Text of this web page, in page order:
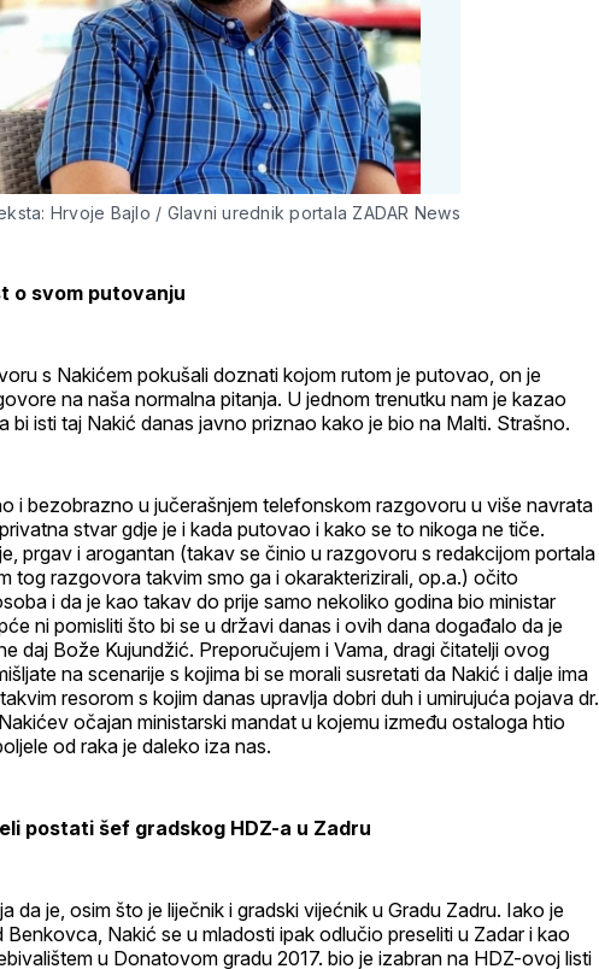
Hrvoje Bajlo / Glavni urednik portala ZADAR News
o svom putovanju
s Nakićem pokušali doznati kojom rutom je putovao, on je
na naša normalna pitanja. U jednom trenutku nam je kazao
bi isti taj Nakić danas javno priznao kako je bio na Malti. Strašno.
i bezobrazno u jučerašnjem telefonskom razgovoru u više navrata
stvar gdje je i kada putovao i kako se to nikoga ne tiče.
prgav i arogantan (takav se činio u razgovoru s redakcijom portala
tog razgovora takvim smo ga i okarakterizirali, op.a.) očito
i da je kao takav do prije samo nekoliko godina bio ministar
ni pomisliti što bi se u državi danas i ovih dana događalo da je
daj Bože Kujundžić. Preporučujem i Vama, dragi čitatelji ovog
na scenarije s kojima bi se morali susretati da Nakić i dalje ima
resorom s kojim danas upravlja dobri duh i umirujuća pojava dr.
očajan ministarski mandat u kojemu između ostaloga htio
od raka je daleko iza nas.
postati šef gradskog HDZ-a u Zadru
da je, osim što je liječnik i gradski vijećnik u Gradu Zadru. Iako je
Nakić se u mladosti ipak odlučio preseliti u Zadar i kao
u Donatovom gradu 2017. bio je izabran na HDZ-ovoj listi